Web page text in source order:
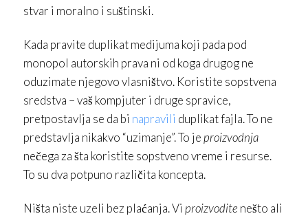
stvar i moralno i suštinski.
Kada pravite duplikat medijuma koji pada pod
monopol autorskih prava ni od koga drugog ne
oduzimate njegovo vlasništvo. Koristite sopstvena
sredstva – vaš kompjuter i druge spravice,
pretpostavlja se da bi napravili duplikat fajla. To ne
predstavlja nikakvo “uzimanje”. To je proizvodnja
nečega za šta koristite sopstveno vreme i resurse.
To su dva potpuno različita koncepta.
Ništa niste uzeli bez plaćanja. Vi proizvodite nešto ali